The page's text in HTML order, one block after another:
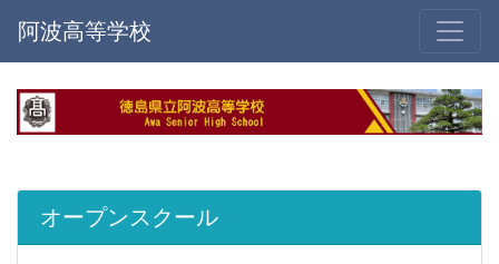
阿波高等学校
オープンスクール